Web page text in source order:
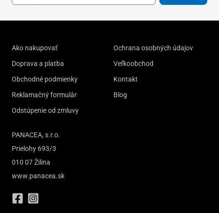
Ako nakupovať
Doprava a platba
Obchodné podmienky
Reklamačný formulár
Odstúpenie od zmluvy
Ochrana osobných údajov
Veľkoobchod
Kontakt
Blog
PANACEA, s.r.o.
Prielohy 693/3
010 07 Žilina
www.panacea.sk